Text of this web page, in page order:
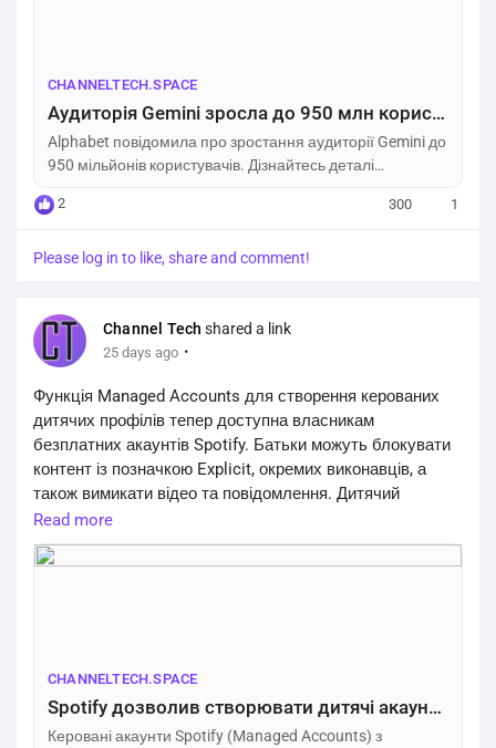
CHANNELTECH.SPACE
Аудиторія Gemini зросла до 950 млн користувачів – Channel Tech
Alphabet повідомила про зростання аудиторії Gemini до
950 мільйонів користувачів. Дізнайтесь деталі
фінансового звіту за другий квартал.
2 300 1
Please log in to like, share and comment!
Channel Tech shared a link
25 days ago ·
Функція Managed Accounts для створення керованих
дитячих профілів тепер доступна власникам
безплатних акаунтів Spotify. Батьки можуть блокувати
контент із позначкою Explicit, окремих виконавців, а
також вимикати відео та повідомлення. Дитячий
профіль має окремі алгоритми рекомендацій і не
впливає на статистику батьків (наприклад, у Spotify
Wrapped). Наразі нововведення працює у США, Великій
Read more
CHANNELTECH.SPACE
Spotify дозволив створювати дитячі акаунти у безкоштовній версії: як налаштувати – Channel Tech
Керовані акаунти Spotify (Managed Accounts) з